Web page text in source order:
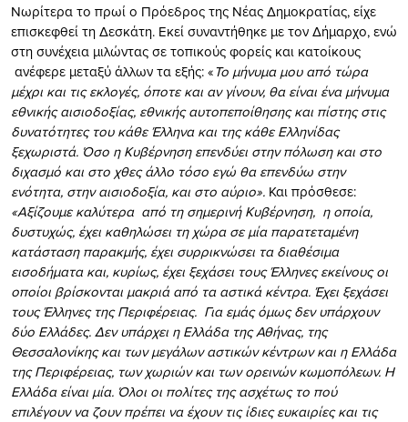
Νωρίτερα το πρωί ο Πρόεδρος της Νέας Δημοκρατίας, είχε
επισκεφθεί τη Δεσκάτη. Εκεί συναντήθηκε με τον Δήμαρχο, ενώ
στη συνέχεια μιλώντας σε τοπικούς φορείς και κατοίκους
ανέφερε μεταξύ άλλων τα εξής: «Το μήνυμα μου από τώρα
μέχρι και τις εκλογές, όποτε και αν γίνουν, θα είναι ένα μήνυμα
εθνικής αισιοδοξίας, εθνικής αυτοπεποίθησης και πίστης στις
δυνατότητες του κάθε Έλληνα και της κάθε Ελληνίδας
ξεχωριστά. Όσο η Κυβέρνηση επενδύει στην πόλωση και στο
διχασμό και στο χθες άλλο τόσο εγώ θα επενδύω στην
ενότητα, στην αισιοδοξία, και στο αύριο». Και πρόσθεσε:
«Αξίζουμε καλύτερα από τη σημερινή Κυβέρνηση, η οποία,
δυστυχώς, έχει καθηλώσει τη χώρα σε μία παρατεταμένη
κατάσταση παρακμής, έχει συρρικνώσει τα διαθέσιμα
εισοδήματα και, κυρίως, έχει ξεχάσει τους Έλληνες εκείνους οι
οποίοι βρίσκονται μακριά από τα αστικά κέντρα. Έχει ξεχάσει
τους Έλληνες της Περιφέρειας. Για εμάς όμως δεν υπάρχουν
δύο Ελλάδες. Δεν υπάρχει η Ελλάδα της Αθήνας, της
Θεσσαλονίκης και των μεγάλων αστικών κέντρων και η Ελλάδα
της Περιφέρειας, των χωριών και των ορεινών κωμοπόλεων. Η
Ελλάδα είναι μία. Όλοι οι πολίτες της ασχέτως το πού
επιλέγουν να ζουν πρέπει να έχουν τις ίδιες ευκαιρίες και τις